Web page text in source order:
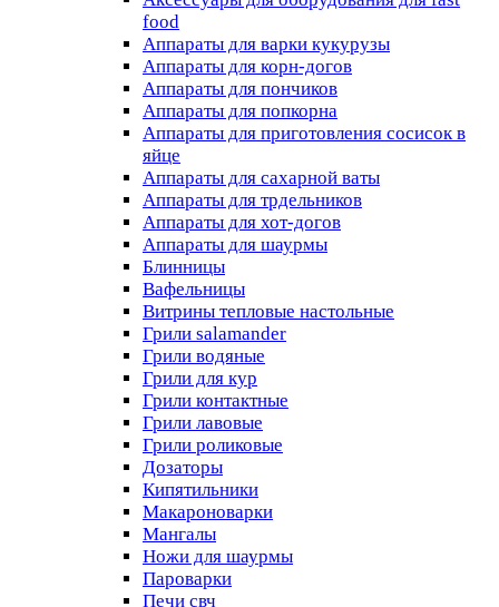
food
Аппараты для варки кукурузы
Аппараты для корн-догов
Аппараты для пончиков
Аппараты для попкорна
Аппараты для приготовления сосисок в
яйце
Аппараты для сахарной ваты
Аппараты для трдельников
Аппараты для хот-догов
Аппараты для шаурмы
Блинницы
Вафельницы
Витрины тепловые настольные
Грили salamander
Грили водяные
Грили для кур
Грили контактные
Грили лавовые
Грили роликовые
Дозаторы
Кипятильники
Макароноварки
Мангалы
Ножи для шаурмы
Пароварки
Печи свч